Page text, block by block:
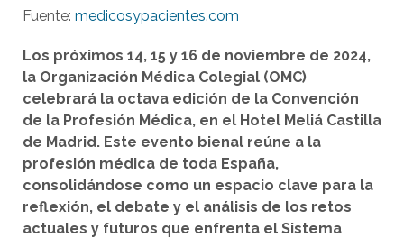
Fuente: medicosypacientes.com
Los próximos 14, 15 y 16 de noviembre de 2024,
la Organización Médica Colegial (OMC)
celebrará la octava edición de la Convención
de la Profesión Médica, en el Hotel Meliá Castilla
de Madrid. Este evento bienal reúne a la
profesión médica de toda España,
consolidándose como un espacio clave para la
reflexión, el debate y el análisis de los retos
actuales y futuros que enfrenta el Sistema